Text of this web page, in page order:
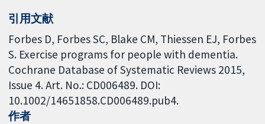
引用文献
Forbes D, Forbes SC, Blake CM, Thiessen EJ, Forbes
S. Exercise programs for people with dementia.
Cochrane Database of Systematic Reviews 2015,
Issue 4. Art. No.: CD006489. DOI:
10.1002/14651858.CD006489.pub4.
作者